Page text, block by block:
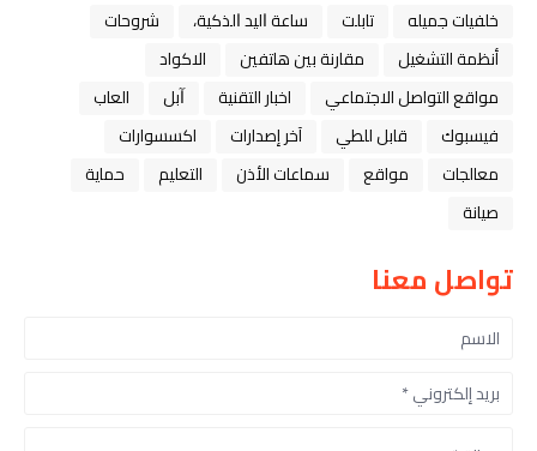
خلفيات جميله
تابلت ﺳﺎﻋﺔ ﺍﻟﻴﺪ ﺍﻟﺬﻛﻴﺔ،
شروحات
أنظمة التشغيل
مقارنة بين هاتفين
الاكواد
مواقع التواصل الاجتماعي
اخبار التقنية ﺁﺑﻞ
العاب
فيسبوك
قابل للطي آخر إصدارات
اكسسوارات
معالجات
مواقع سماعات الأذن التعليم
حماية
صيانة
تواصل معنا